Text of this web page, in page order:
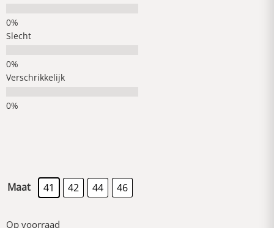
Slecht
Verschrikkelijk
Maat 41 42 44 46
Op voorraad